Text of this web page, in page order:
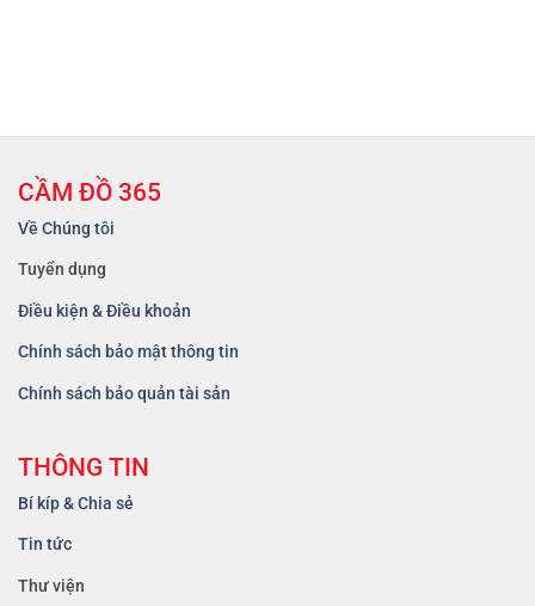
CẦM ĐỒ 365
Về Chúng tôi
Tuyển dụng
Điều kiện & Điều khoản
Chính sách bảo mật thông tin
Chính sách bảo quản tài sản
THÔNG TIN
Bí kíp & Chia sẻ
Tin tức
Thư viện